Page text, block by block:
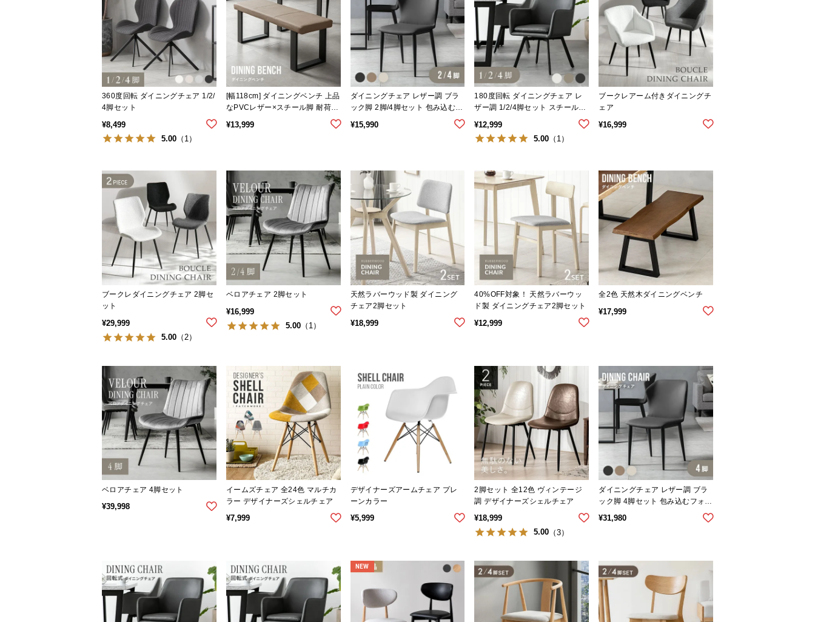
360度回転 ダイニングチェア 1/2/
4脚セット
¥8,499
5.00 （1）
[幅118cm] ダイニングベンチ 上品
なPVCレザー×スチール脚 耐荷重
¥13,999
ダイニングチェア レザー調 ブラ
ック脚 2脚/4脚セット 包み込むフ
¥15,990
180度回転 ダイニングチェア レ
ザー調 1/2/4脚セット スチールレ
¥12,999
5.00 （1）
ブークレアーム付きダイニングチ
ェア
¥16,999
ブークレダイニングチェア 2脚セ
ット
¥29,999
5.00 （2）
ベロアチェア 2脚セット
¥16,999
5.00（1）
天然ラバーウッド製 ダイニング
チェア2脚セット
¥18,999
40%OFF対象！ 天然ラバーウッ
ド製 ダイニングチェア2脚セット
¥12,999
全2色 天然木ダイニングベンチ
¥17,999
ベロアチェア 4脚セット
¥39,998
イームズチェア 全24色 マルチカ
ラー デザイナーズシェルチェア
¥7,999
デザイナーズアームチェア プレ
ーンカラー
¥5,999
2脚セット 全12色 ヴィンテージ
調 デザイナーズシェルチェア
¥18,999
5.00 （3）
ダイニングチェア レザー調 ブラ
ック脚 4脚セット 包み込むフォル
ム
¥31,980
NEW